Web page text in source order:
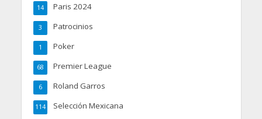
Paris 2024
14
Patrocinios
3
Poker
1
Premier League
68
Roland Garros
6
Selección Mexicana
114